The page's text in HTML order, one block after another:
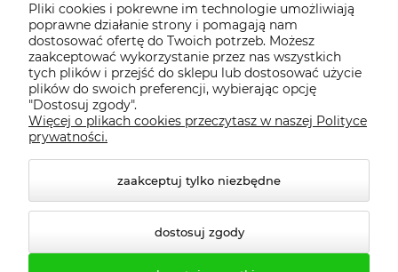
Dostawa - realizacja
Gwarancja i zwroty
Pomoc
Pliki cookies i pokrewne im technologie umożliwiają
poprawne działanie strony i pomagają nam
dostosować ofertę do Twoich potrzeb. Możesz
zaakceptować wykorzystanie przez nas wszystkich
tych plików i przejść do sklepu lub dostosować użycie
plików do swoich preferencji, wybierając opcję
"Dostosuj zgody".
Więcej o plikach cookies przeczytasz w naszej Polityce
prywatności.
zaakceptuj tylko niezbędne
dostosuj zgody